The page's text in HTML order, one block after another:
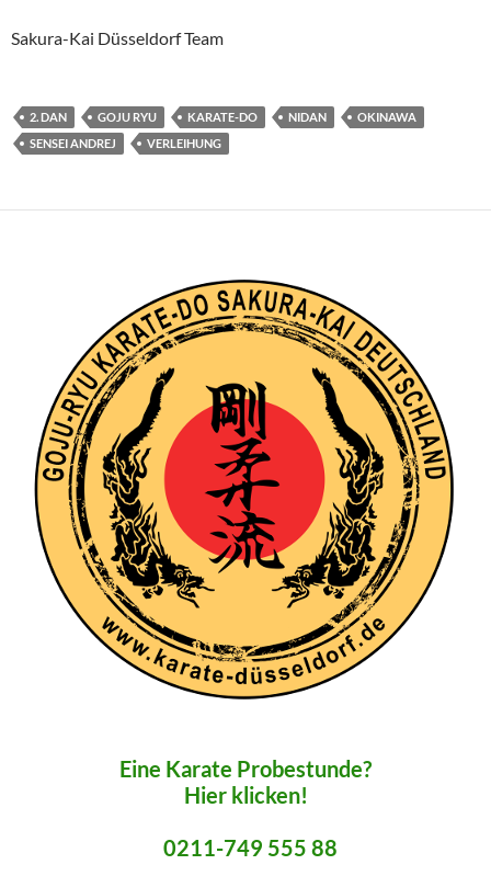
Sakura-Kai Düsseldorf Team
2. DAN GOJU RYU KARATE-DO NIDAN
OKINAWA
SENSEI ANDREJ
VERLEIHUNG
Eine Karate Probestunde?
Hier klicken!
0211-749 555 88